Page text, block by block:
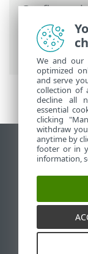
dispositivo
tempo reale
aggiuntivi
Visualizza
End of Life
ESET
ESET Status
Supporto
We and our
optimized
and serve
collection of
decline all
essential
clicking
withdraw
anytime by
footer or in
information,